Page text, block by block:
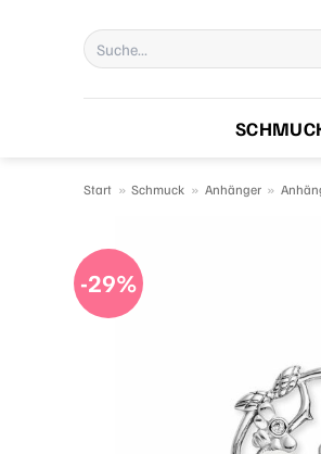
Suchen
nach:
Start » Schmuck » Anhänger »
-29%